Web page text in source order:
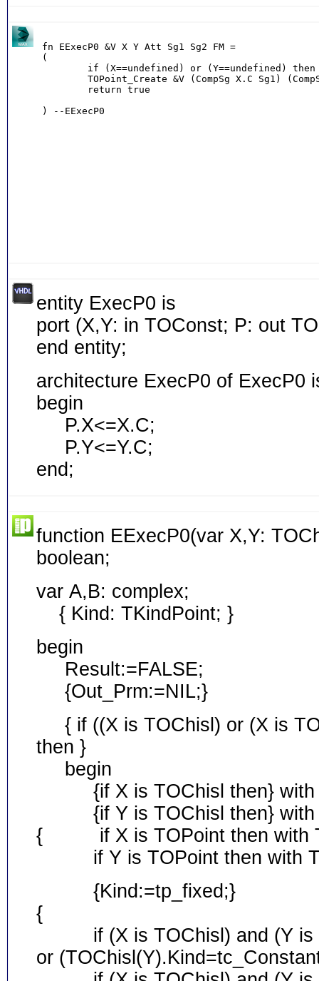
entity ExecP0 is
port (X,Y: in TOConst; P: out
end entity;
architecture ExecP0 of ExecP0
begin
P.X<=X.C;
P.Y<=Y.C;
end;
function EExecP0(var X,Y:
boolean;
var A,B: complex;
{ Kind: TKindPoint; }
begin
Result:=FALSE;
{Out_Prm:=NIL;}
{ if ((X is TOChisl) or (X is
then }
begin
{if X is TOChisl then} with
{if Y is TOChisl then} with
{ if X is TOPoint then with
if Y is TOPoint then with
{Kind:=tp_fixed;}
{
if (X is TOChisl) and (Y is
or